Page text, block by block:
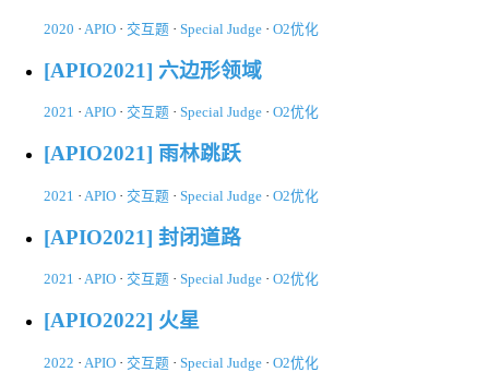
2020 · APIO · 交互题 · Special Judge · O2优化
[APIO2021] 六边形领域
2021 · APIO · 交互题 · Special Judge · O2优化
[APIO2021] 雨林跳跃
2021 · APIO · 交互题 · Special Judge · O2优化
[APIO2021] 封闭道路
2021 · APIO · 交互题 · Special Judge · O2优化
[APIO2022] 火星
2022 · APIO · 交互题 · Special Judge · O2优化